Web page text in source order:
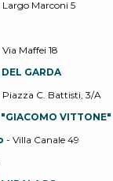
Largo Marconi 5
Via Maffei 18
GARDA
Piazza C. Battisti, 3/A
VITTONE"
- Villa Canale 49